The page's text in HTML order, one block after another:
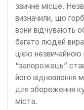
звичне місце.
визначили, що
вони відчувають
багато людей
цією
“запорожець”
його відновлення
для збереження
міста.